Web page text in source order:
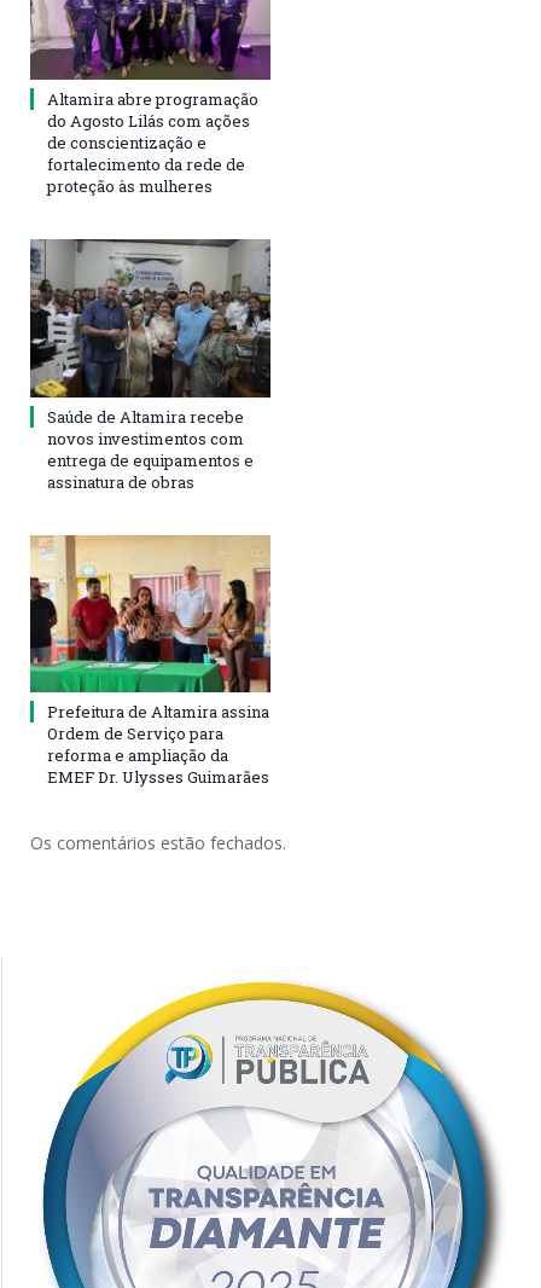
Altamira abre programação
do Agosto Lilás com ações
de conscientização e
fortalecimento da rede de
proteção às mulheres
Saúde de Altamira recebe
novos investimentos com
entrega de equipamentos e
assinatura de obras
Prefeitura de Altamira assina
Ordem de Serviço para
reforma e ampliação da
EMEF Dr. Ulysses Guimarães
Os comentários estão fechados.